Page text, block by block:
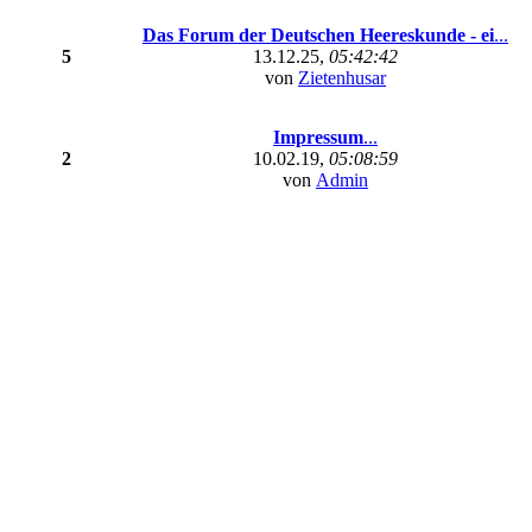
5
Das Forum der Deutschen Heereskunde - ei...
13.12.25, 05:42:42
von Zietenhusar
2
Impressum...
10.02.19, 05:08:59
von Admin